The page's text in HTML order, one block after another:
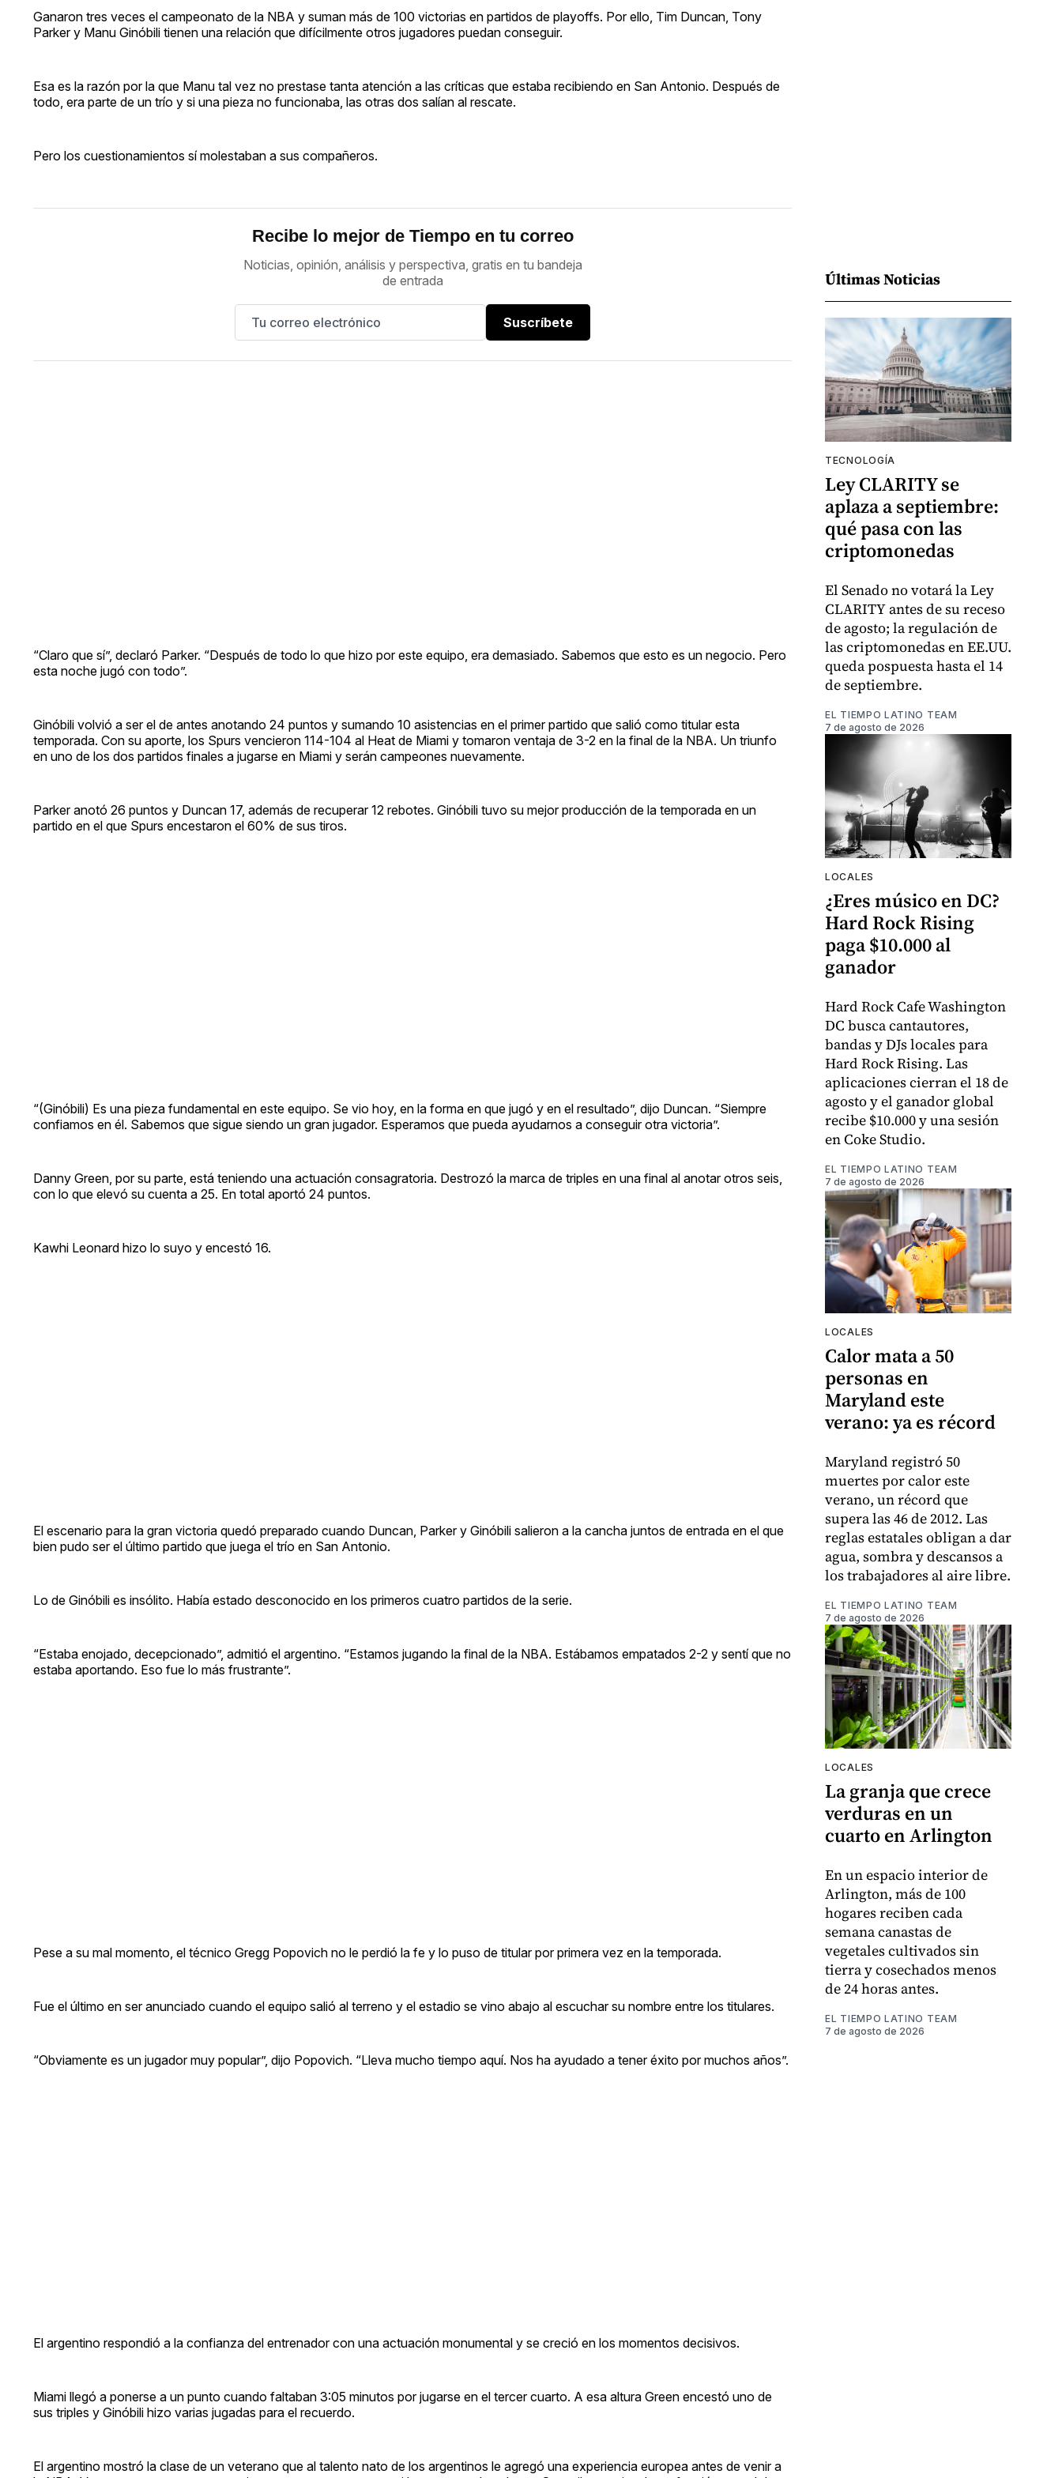
Ganaron tres veces el campeonato de la NBA y suman más de 100 victorias en partidos de playoffs. Por ello, Tim Duncan, Tony
Parker y Manu Ginóbili tienen una relación que difícilmente otros jugadores puedan conseguir.
Esa es la razón por la que Manu tal vez no prestase tanta atención a las críticas que estaba recibiendo en San Antonio. Después de
todo, era parte de un trío y si una pieza no funcionaba, las otras dos salían al rescate.
Pero los cuestionamientos sí molestaban a sus compañeros.
Recibe lo mejor de Tiempo en tu correo
Noticias, opinión, análisis y perspectiva, gratis en tu bandeja
de entrada
Suscríbete
“Claro que sí”, declaró Parker. “Después de todo lo que hizo por este equipo, era demasiado. Sabemos que esto es un negocio. Pero
esta noche jugó con todo”.
Ginóbili volvió a ser el de antes anotando 24 puntos y sumando 10 asistencias en el primer partido que salió como titular esta
temporada. Con su aporte, los Spurs vencieron 114-104 al Heat de Miami y tomaron ventaja de 3-2 en la final de la NBA. Un triunfo
en uno de los dos partidos finales a jugarse en Miami y serán campeones nuevamente.
Parker anotó 26 puntos y Duncan 17, además de recuperar 12 rebotes. Ginóbili tuvo su mejor producción de la temporada en un
partido en el que Spurs encestaron el 60% de sus tiros.
“(Ginóbili) Es una pieza fundamental en este equipo. Se vio hoy, en la forma en que jugó y en el resultado”, dijo Duncan. “Siempre
confiamos en él. Sabemos que sigue siendo un gran jugador. Esperamos que pueda ayudarnos a conseguir otra victoria”.
Danny Green, por su parte, está teniendo una actuación consagratoria. Destrozó la marca de triples en una final al anotar otros seis,
con lo que elevó su cuenta a 25. En total aportó 24 puntos.
Kawhi Leonard hizo lo suyo y encestó 16.
El escenario para la gran victoria quedó preparado cuando Duncan, Parker y Ginóbili salieron a la cancha juntos de entrada en el que
bien pudo ser el último partido que juega el trío en San Antonio.
Lo de Ginóbili es insólito. Había estado desconocido en los primeros cuatro partidos de la serie.
“Estaba enojado, decepcionado”, admitió el argentino. “Estamos jugando la final de la NBA. Estábamos empatados 2-2 y sentí que no
estaba aportando. Eso fue lo más frustrante”.
Pese a su mal momento, el técnico Gregg Popovich no le perdió la fe y lo puso de titular por primera vez en la temporada.
Fue el último en ser anunciado cuando el equipo salió al terreno y el estadio se vino abajo al escuchar su nombre entre los titulares.
“Obviamente es un jugador muy popular”, dijo Popovich. “Lleva mucho tiempo aquí. Nos ha ayudado a tener éxito por muchos años”.
El argentino respondió a la confianza del entrenador con una actuación monumental y se creció en los momentos decisivos.
Miami llegó a ponerse a un punto cuando faltaban 3:05 minutos por jugarse en el tercer cuarto. A esa altura Green encestó uno de
sus triples y Ginóbili hizo varias jugadas para el recuerdo.
El argentino mostró la clase de un veterano que al talento nato de los argentinos le agregó una experiencia europea antes de venir a
Últimas Noticias
TECNOLOGÍA
Ley CLARITY se
aplaza a septiembre:
qué pasa con las
criptomonedas
El Senado no votará la Ley
CLARITY antes de su receso
de agosto; la regulación de
las criptomonedas en EE.UU.
queda pospuesta hasta el 14
de septiembre.
EL TIEMPO LATINO TEAM
7 de agosto de 2026
LOCALES
¿Eres músico en DC?
Hard Rock Rising
paga $10.000 al
ganador
Hard Rock Cafe Washington
DC busca cantautores,
bandas y DJs locales para
Hard Rock Rising. Las
aplicaciones cierran el 18 de
agosto y el ganador global
recibe $10.000 y una sesión
en Coke Studio.
EL TIEMPO LATINO TEAM
7 de agosto de 2026
LOCALES
Calor mata a 50
personas en
Maryland este
verano: ya es récord
Maryland registró 50
muertes por calor este
verano, un récord que
supera las 46 de 2012. Las
reglas estatales obligan a dar
agua, sombra y descansos a
los trabajadores al aire libre.
EL TIEMPO LATINO TEAM
7 de agosto de 2026
LOCALES
La granja que crece
verduras en un
cuarto en Arlington
En un espacio interior de
Arlington, más de 100
hogares reciben cada
semana canastas de
vegetales cultivados sin
tierra y cosechados menos
de 24 horas antes.
EL TIEMPO LATINO TEAM
7 de agosto de 2026